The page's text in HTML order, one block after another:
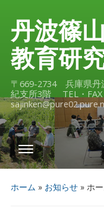
丹波篠
教育研
〒669-2734 兵庫県
紀支所3階 TEL・
ホーム » お知らせ» ホ